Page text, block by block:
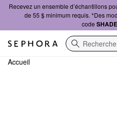
Recevez un ensemble d’échantillons
de 55 $ minimum requis. *Des
code
Recherche
Accueil